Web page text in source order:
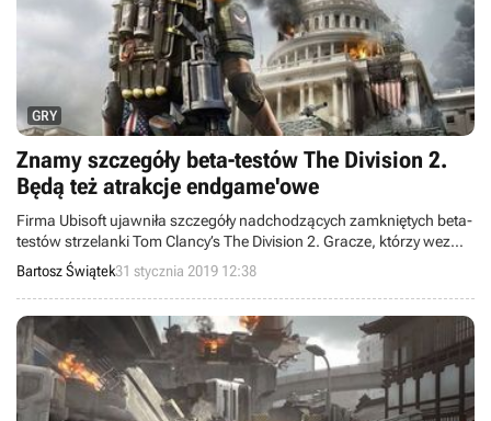
GRY
Znamy szczegóły beta-testów The Division 2.
Będą też atrakcje endgame'owe
Firma Ubisoft ujawniła szczegóły nadchodzących zamkniętych beta-
testów strzelanki Tom Clancy’s The Division 2. Gracze, którzy wezmą
w nich udział, otrzymają dostęp do kilku różnych typów zawartości.
Bartosz Świątek31 stycznia 2019 12:38